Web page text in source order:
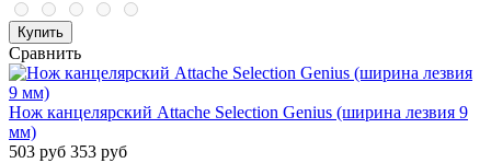
Купить
Сравнить
Нож канцелярский Attache Selection Genius (ширина лезвия 9
мм)
503 руб 353 руб